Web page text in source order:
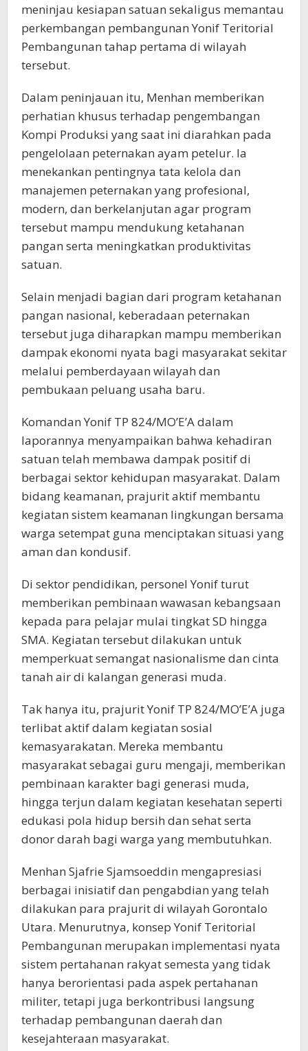
meninjau kesiapan satuan sekaligus memantau
perkembangan pembangunan Yonif Teritorial
Pembangunan tahap pertama di wilayah
tersebut.
Dalam peninjauan itu, Menhan memberikan
perhatian khusus terhadap pengembangan
Kompi Produksi yang saat ini diarahkan pada
pengelolaan peternakan ayam petelur. Ia
menekankan pentingnya tata kelola dan
manajemen peternakan yang profesional,
modern, dan berkelanjutan agar program
tersebut mampu mendukung ketahanan
pangan serta meningkatkan produktivitas
satuan.
Selain menjadi bagian dari program ketahanan
pangan nasional, keberadaan peternakan
tersebut juga diharapkan mampu memberikan
dampak ekonomi nyata bagi masyarakat sekitar
melalui pemberdayaan wilayah dan
pembukaan peluang usaha baru.
Komandan Yonif TP 824/MO’E’A dalam
laporannya menyampaikan bahwa kehadiran
satuan telah membawa dampak positif di
berbagai sektor kehidupan masyarakat. Dalam
bidang keamanan, prajurit aktif membantu
kegiatan sistem keamanan lingkungan bersama
warga setempat guna menciptakan situasi yang
aman dan kondusif.
Di sektor pendidikan, personel Yonif turut
memberikan pembinaan wawasan kebangsaan
kepada para pelajar mulai tingkat SD hingga
SMA. Kegiatan tersebut dilakukan untuk
memperkuat semangat nasionalisme dan cinta
tanah air di kalangan generasi muda.
Tak hanya itu, prajurit Yonif TP 824/MO’E’A juga
terlibat aktif dalam kegiatan sosial
kemasyarakatan. Mereka membantu
masyarakat sebagai guru mengaji, memberikan
pembinaan karakter bagi generasi muda,
hingga terjun dalam kegiatan kesehatan seperti
edukasi pola hidup bersih dan sehat serta
donor darah bagi warga yang membutuhkan.
Menhan Sjafrie Sjamsoeddin mengapresiasi
berbagai inisiatif dan pengabdian yang telah
dilakukan para prajurit di wilayah Gorontalo
Utara. Menurutnya, konsep Yonif Teritorial
Pembangunan merupakan implementasi nyata
sistem pertahanan rakyat semesta yang tidak
hanya berorientasi pada aspek pertahanan
militer, tetapi juga berkontribusi langsung
terhadap pembangunan daerah dan
kesejahteraan masyarakat.